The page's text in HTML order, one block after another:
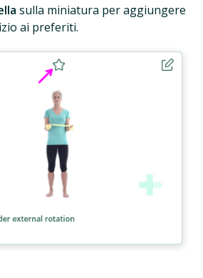
sulla miniatura per aggiungere
ai preferiti.